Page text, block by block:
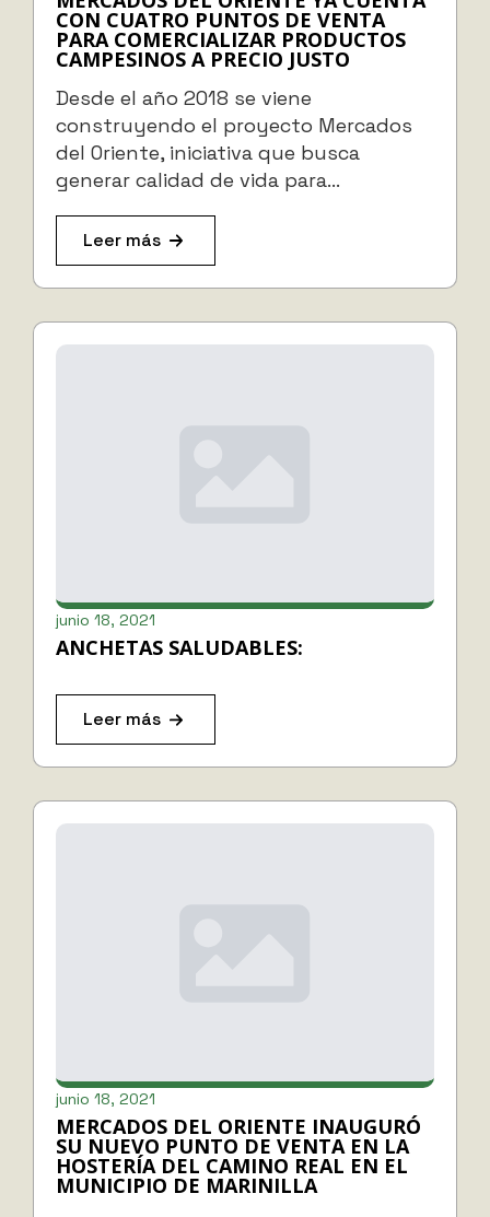
CON CUATRO PUNTOS DE VENTA
PARA COMERCIALIZAR PRODUCTOS
CAMPESINOS A PRECIO JUSTO
Desde el año 2018 se viene
construyendo el proyecto Mercados
del Oriente, iniciativa que busca
generar calidad de vida para…
Leer más
ANCHETAS SALUDABLES:
junio 18, 2021
Leer más
MERCADOS DEL ORIENTE INAUGURÓ
SU NUEVO PUNTO DE VENTA EN LA
HOSTERÍA DEL CAMINO REAL EN EL
MUNICIPIO DE MARINILLA
junio 18, 2021